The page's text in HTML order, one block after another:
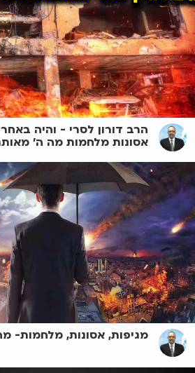
הרב דורון לסרי - והיה
אסונות מלחמות מה ה'
מגיפות, אסונות, מלחמות-